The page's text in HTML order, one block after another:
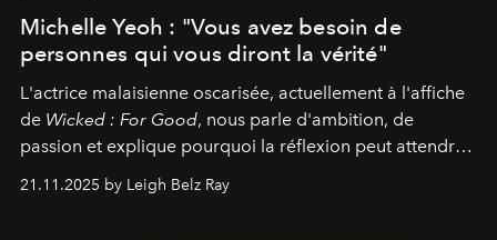
Michelle Yeoh : "Vous avez besoin de
personnes qui vous diront la vérité"
L'actrice malaisienne oscarisée, actuellement à l'affiche
de Wicked : For Good, nous parle d'ambition, de
passion et explique pourquoi la réflexion peut attendre.
Elle avoue :
"C'est libérateur d'interpréter un
personnage qui dit : 'C'est mon désir, mon ambition, ma
21.11.2025 by Leigh Belz Ray